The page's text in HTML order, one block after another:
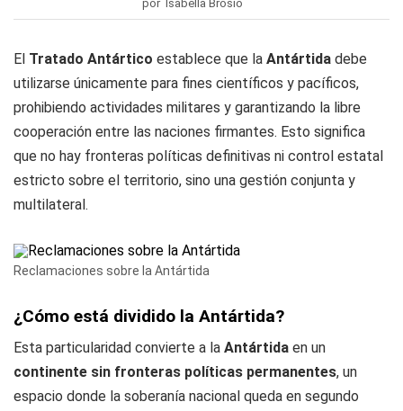
por Isabella Brosio
El Tratado Antártico establece que la Antártida debe
utilizarse únicamente para fines científicos y pacíficos,
prohibiendo actividades militares y garantizando la libre
cooperación entre las naciones firmantes. Esto significa
que no hay fronteras políticas definitivas ni control estatal
estricto sobre el territorio, sino una gestión conjunta y
multilateral.
Reclamaciones sobre la Antártida
¿Cómo está dividido la Antártida?
Esta particularidad convierte a la Antártida en un
continente sin fronteras políticas permanentes, un
espacio donde la soberanía nacional queda en segundo